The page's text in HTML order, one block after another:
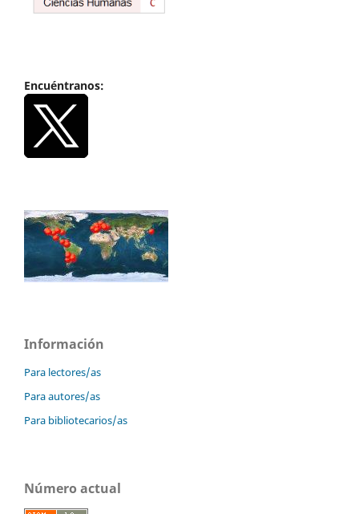
Encuéntranos:
Información
Para lectores/as
Para autores/as
Para bibliotecarios/as
Número actual